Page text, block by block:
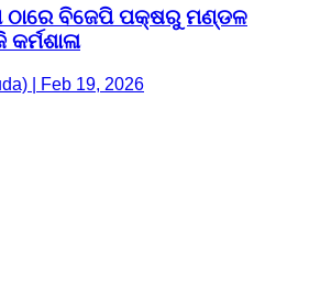
ଠାରେ ବିଜେପି ପକ୍ଷରୁ ମଣ୍ଡଳ
| Feb 19, 2026